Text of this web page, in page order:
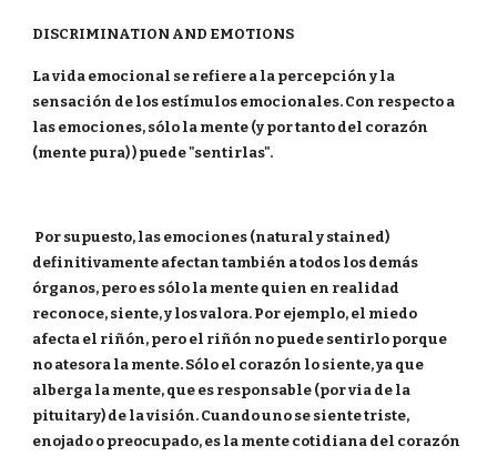
DISCRIMINATION AND EMOTIONS
La vida emocional se refiere a la percepción y la
sensación de los estímulos emocionales. Con respecto a
las emociones, sólo la mente (y por tanto del corazón
(mente pura) ) puede "sentirlas".
Por supuesto, las emociones (natural y stained)
definitivamente afectan también a todos los demás
órganos, pero es sólo la mente quien en realidad
reconoce, siente, y los valora. Por ejemplo, el miedo
afecta el riñón, pero el riñón no puede sentirlo porque
no atesora la mente. Sólo el corazón lo siente, ya que
alberga la mente, que es responsable (por via de la
pituitary) de la visión. Cuando uno se siente triste,
enojado o preocupado, es la mente cotidiana del corazón